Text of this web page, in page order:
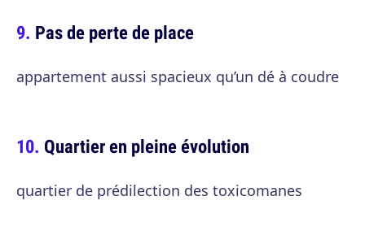
Pas de perte de place
appartement aussi spacieux qu’un dé à coudre
Quartier en pleine évolution
quartier de prédilection des toxicomanes